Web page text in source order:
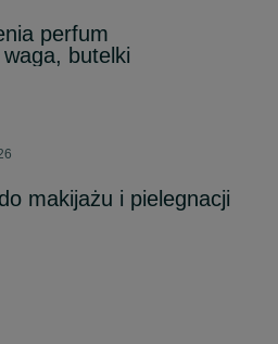
perfum
butelki
makijażu i pielegnacji